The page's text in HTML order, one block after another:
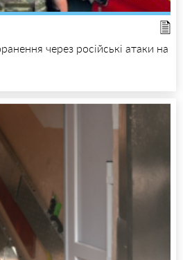
через російські атаки на